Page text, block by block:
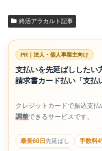
終活アラカルト記事
PR｜法人・個人事業主向け
支払いを先延ばししたい
請求書カード払い「支払
クレジットカードで振込支払
調整できるサービスです。
最長60日 先延ばし 手数料